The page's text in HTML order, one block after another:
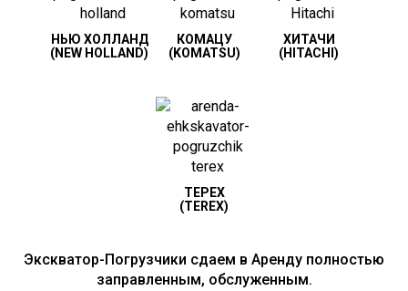
НЬЮ ХОЛЛАНД
(NEW HOLLAND)
КОМАЦУ
(KOMATSU)
ХИТАЧИ
(HITACHI)
ТЕРЕХ
(TEREX)
Экскватор-Погрузчики сдаем в Аренду полностью
заправленным, обслуженным.